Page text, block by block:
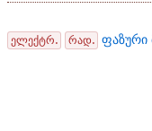
ელექტრ. რად. ფაზური